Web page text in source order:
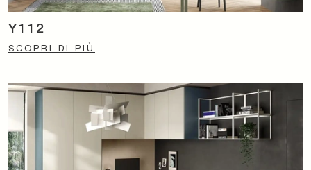
Y112
SCOPRI DI PIÙ